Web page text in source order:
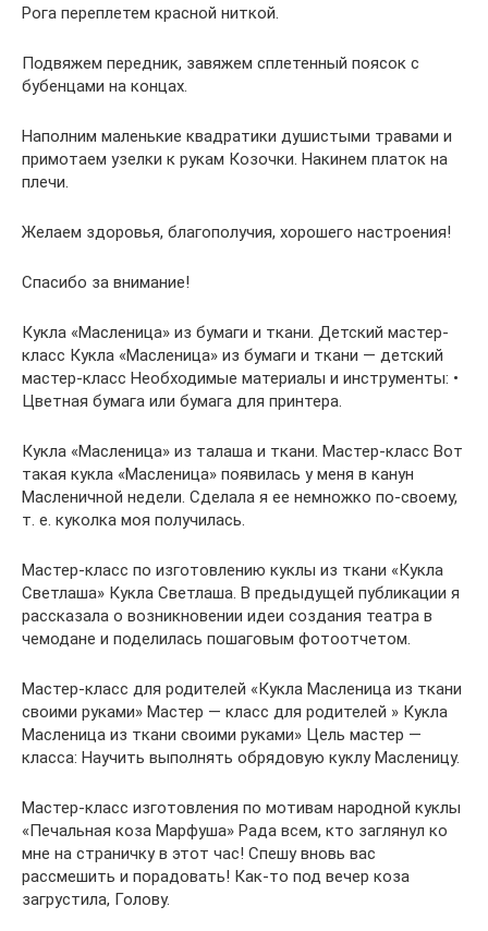
Рога переплетем красной ниткой.
Подвяжем передник, завяжем сплетенный поясок с
бубенцами на концах.
Наполним маленькие квадратики душистыми травами и
примотаем узелки к рукам Козочки. Накинем платок на
плечи.
Желаем здоровья, благополучия, хорошего настроения!
Спасибо за внимание!
Кукла «Масленица» из бумаги и ткани. Детский мастер-
класс Кукла «Масленица» из бумаги и ткани — детский
мастер-класс Необходимые материалы и инструменты: •
Цветная бумага или бумага для принтера.
Кукла «Масленица» из талаша и ткани. Мастер-класс Вот
такая кукла «Масленица» появилась у меня в канун
Масленичной недели. Сделала я ее немножко по-своему,
т. е. куколка моя получилась.
Мастер-класс по изготовлению куклы из ткани «Кукла
Светлаша» Кукла Светлаша. В предыдущей публикации я
рассказала о возникновении идеи создания театра в
чемодане и поделилась пошаговым фотоотчетом.
Мастер-класс для родителей «Кукла Масленица из ткани
своими руками» Мастер — класс для родителей » Кукла
Масленица из ткани своими руками» Цель мастер —
класса: Научить выполнять обрядовую куклу Масленицу.
Мастер-класс изготовления по мотивам народной куклы
«Печальная коза Марфуша» Рада всем, кто заглянул ко
мне на страничку в этот час! Спешу вновь вас
рассмешить и порадовать! Как-то под вечер коза
загрустила, Голову.